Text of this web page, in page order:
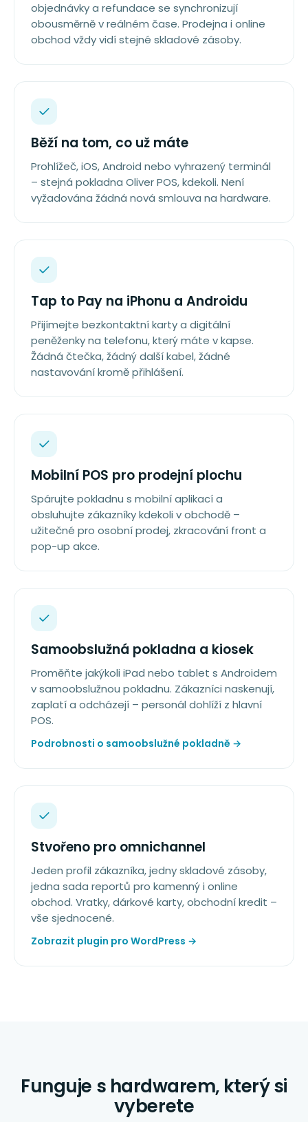
objednávky a refundace se synchronizují
obousměrně v reálném čase. Prodejna i online
obchod vždy vidí stejné skladové zásoby.
Běží na tom, co už máte
Prohlížeč, iOS, Android nebo vyhrazený terminál
– stejná pokladna Oliver POS, kdekoli. Není
vyžadována žádná nová smlouva na hardware.
Tap to Pay na iPhonu a Androidu
Přijímejte bezkontaktní karty a digitální
peněženky na telefonu, který máte v kapse.
Žádná čtečka, žádný další kabel, žádné
nastavování kromě přihlášení.
Mobilní POS pro prodejní plochu
Spárujte pokladnu s mobilní aplikací a
obsluhujte zákazníky kdekoli v obchodě –
užitečné pro osobní prodej, zkracování front a
pop-up akce.
Samoobslužná pokladna a kiosek
Proměňte jakýkoli iPad nebo tablet s Androidem
v samoobslužnou pokladnu. Zákazníci naskenují,
zaplatí a odcházejí – personál dohlíží z hlavní
POS.
Podrobnosti o samoobslužné pokladně →
Stvořeno pro omnichannel
Jeden profil zákazníka, jedny skladové zásoby,
jedna sada reportů pro kamenný i online
obchod. Vratky, dárkové karty, obchodní kredit –
vše sjednocené.
Zobrazit plugin pro WordPress →
Funguje s hardwarem, který si
vyberete